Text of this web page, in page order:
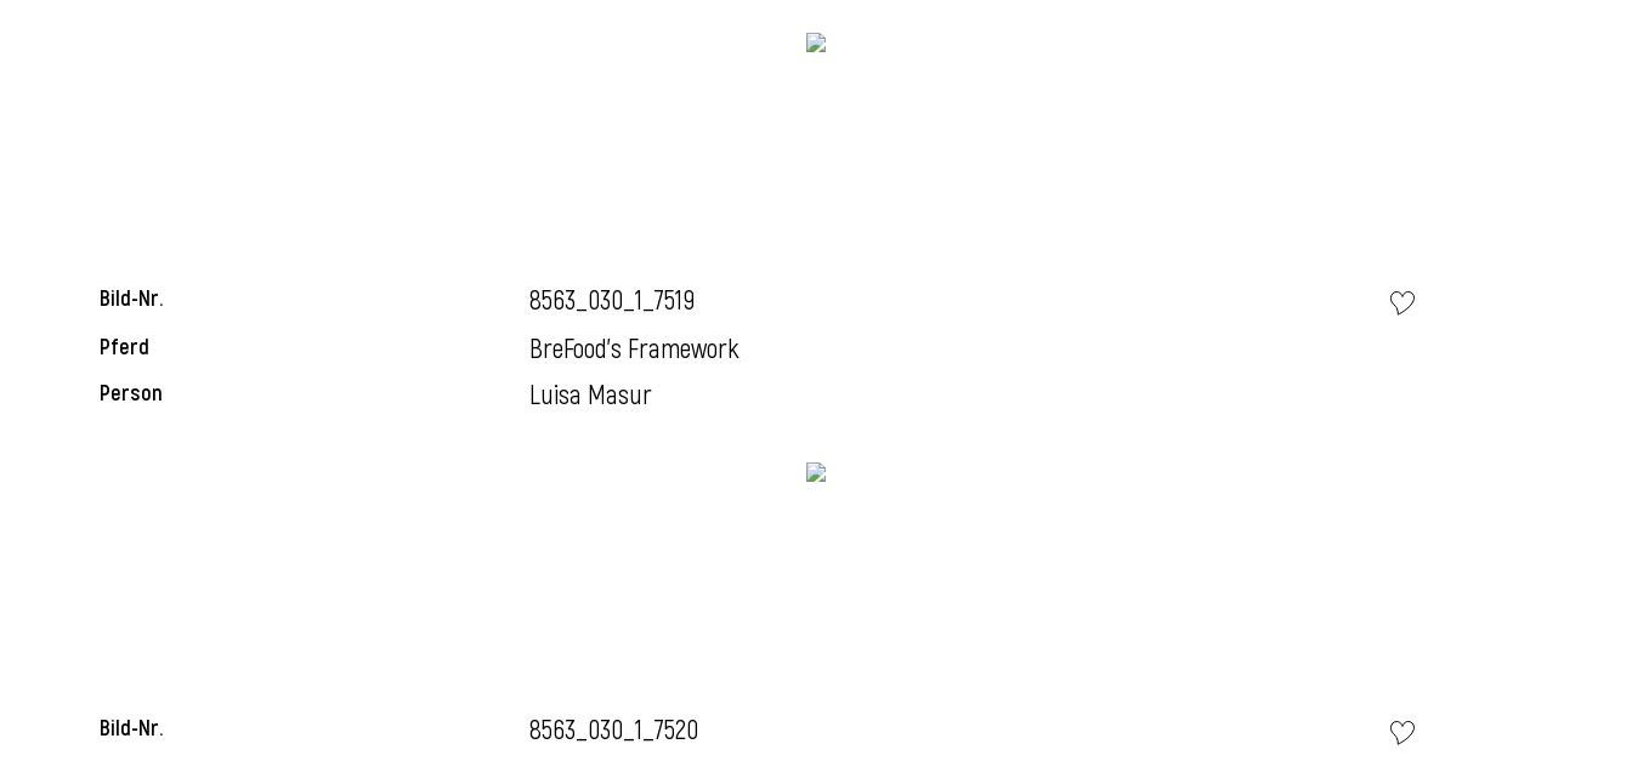
Bild-Nr. 8563_030_1_7519
Pferd BreFood's Framework
Person Luisa Masur
Bild-Nr. 8563_030_1_7520